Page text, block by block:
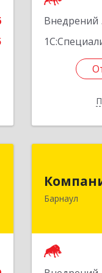
Внедрений
Кемерово
Барнаул